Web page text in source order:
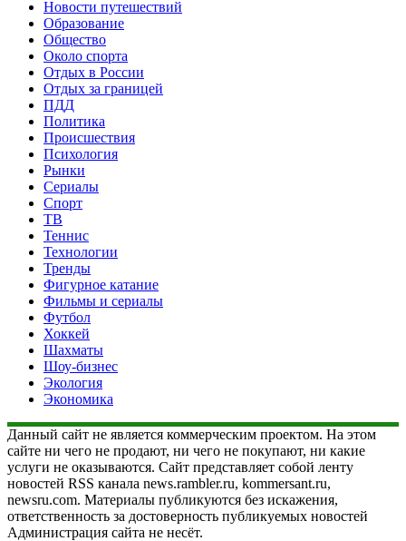
Новости путешествий
Образование
Общество
Около спорта
Отдых в России
Отдых за границей
ПДД
Политика
Происшествия
Психология
Рынки
Сериалы
Спорт
ТВ
Теннис
Технологии
Тренды
Фигурное катание
Фильмы и сериалы
Футбол
Хоккей
Шахматы
Шоу-бизнес
Экология
Экономика
Данный сайт не является коммерческим проектом. На этом
сайте ни чего не продают, ни чего не покупают, ни какие
услуги не оказываются. Сайт представляет собой ленту
новостей RSS канала news.rambler.ru, kommersant.ru,
newsru.com. Материалы публикуются без искажения,
ответственность за достоверность публикуемых новостей
Администрация сайта не несёт.